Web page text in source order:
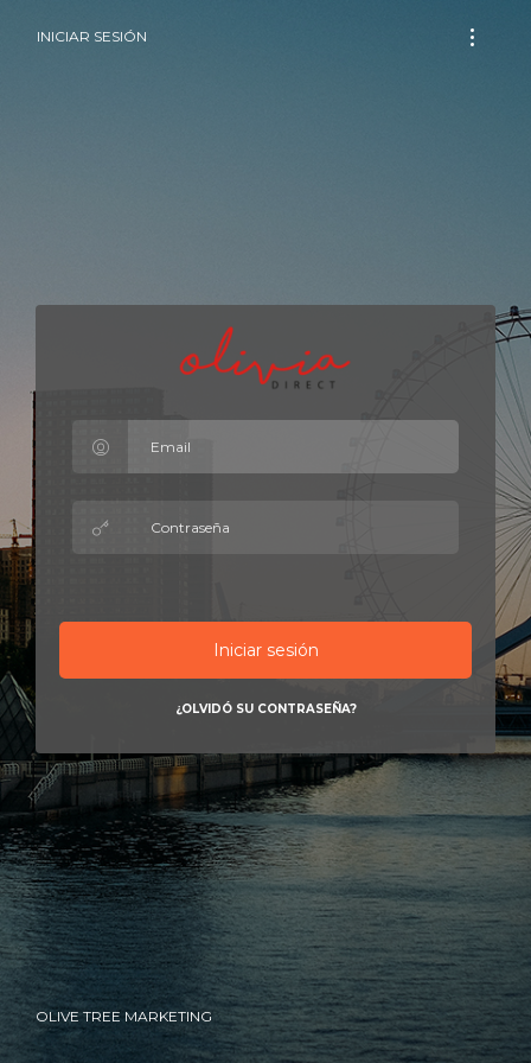
INICIAR SESIÓN
Iniciar sesión
¿OLVIDÓ SU CONTRASEÑA?
OLIVE TREE MARKETING